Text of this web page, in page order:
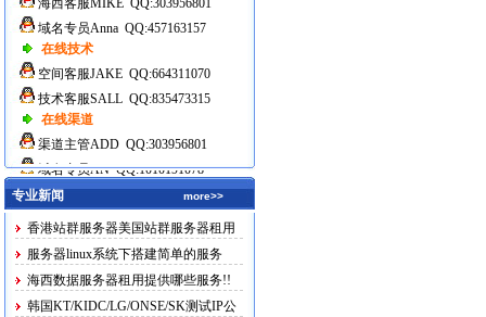
海西客服MIKE QQ:303956801
域名专员Anna QQ:457163157
在线技术
空间客服JAKE QQ:664311070
技术客服SALL QQ:835473315
在线渠道
渠道主管ADD QQ:303956801
域名专员AN QQ:1010191078
专业新闻
more>>
香港站群服务器美国站群服务器租用
服务器linux系统下搭建简单的服务
海西数据服务器租用提供哪些服务!!
韩国KT/KIDC/LG/ONSE/SK测试IP公